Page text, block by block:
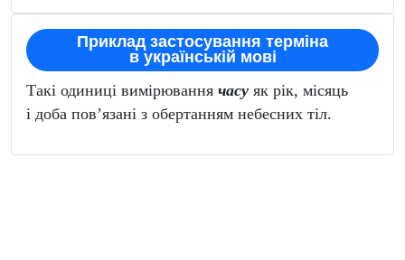
Приклад застосування терміна
в українській мові
Такі одиниці вимірювання часу як рік, місяць
і доба пов’язані з обертанням небесних тіл.